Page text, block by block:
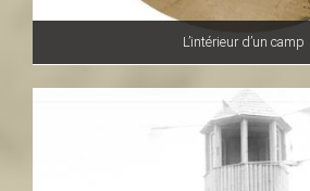
L’intérieur d’un camp